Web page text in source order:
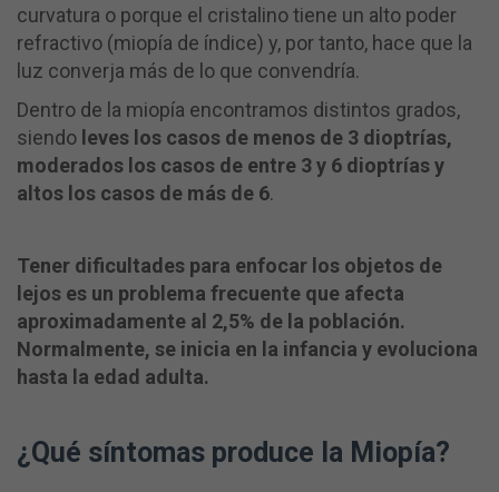
curvatura o porque el cristalino tiene un alto poder
refractivo (miopía de índice) y, por tanto, hace que la
luz converja más de lo que convendría.
Dentro de la miopía encontramos distintos grados,
siendo leves los casos de menos de 3 dioptrías,
moderados los casos de entre 3 y 6 dioptrías y
altos los casos de más de 6.
Tener dificultades para enfocar los objetos de
lejos es un problema frecuente que afecta
aproximadamente al 2,5% de la población.
Normalmente, se inicia en la infancia y evoluciona
hasta la edad adulta.
¿Qué síntomas produce la Miopía?